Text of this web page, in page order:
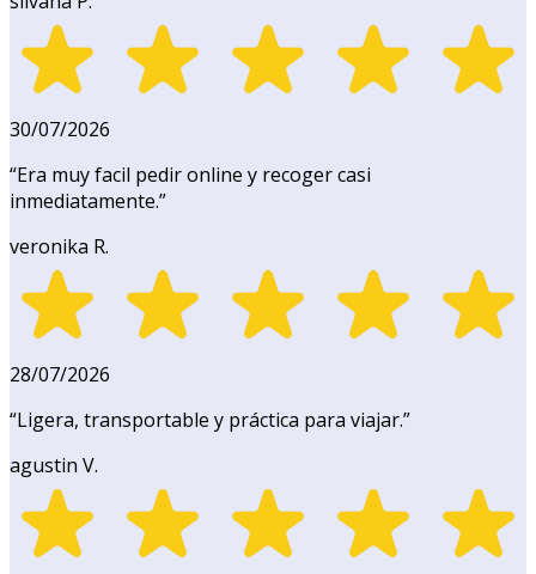
30/07/2026
“Era muy facil pedir online y recoger casi
inmediatamente.”
veronika R.
28/07/2026
“Ligera, transportable y práctica para viajar.”
agustin V.